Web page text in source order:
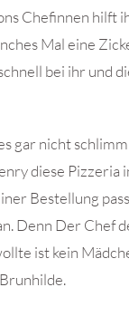
Chefinnen hilft
Mal eine
bei ihr und
gar nicht
diese Pizzeria
Bestellung
Denn Der Chef
ist kein